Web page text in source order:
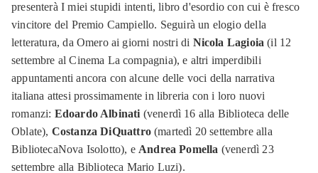
presenterà I miei stupidi intenti, libro d'esordio con cui è fresco
vincitore del Premio Campiello. Seguirà un elogio della
letteratura, da Omero ai giorni nostri di Nicola Lagioia(il 12
settembre al Cinema La compagnia), e altri imperdibili
appuntamenti ancora con alcune delle voci della narrativa
italiana attesi prossimamente in libreria con i loro nuovi
romanzi: Edoardo Albinati (venerdì 16 alla Biblioteca delle
Oblate), Costanza DiQuattro(martedì 20 settembre alla
BibliotecaNova Isolotto), e Andrea Pomella (venerdì 23
settembre alla Biblioteca Mario Luzi).